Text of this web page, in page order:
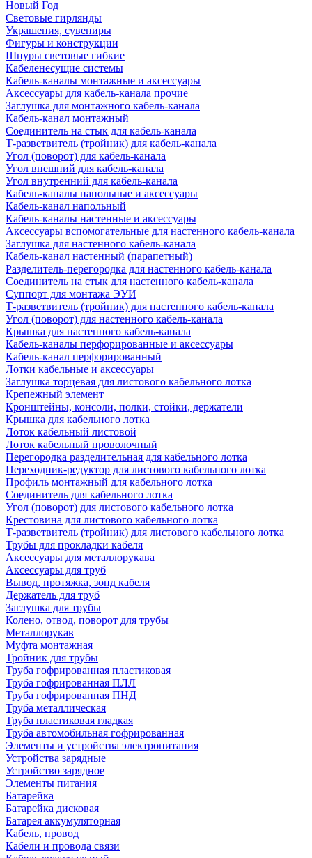
Новый Год
Световые гирлянды
Украшения, сувениры
Фигуры и конструкции
Шнуры световые гибкие
Кабеленесущие системы
Кабель-каналы монтажные и аксессуары
Аксессуары для кабель-канала прочие
Заглушка для монтажного кабель-канала
Кабель-канал монтажный
Соединитель на стык для кабель-канала
Т-разветвитель (тройник) для кабель-канала
Угол (поворот) для кабель-канала
Угол внешний для кабель-канала
Угол внутренний для кабель-канала
Кабель-каналы напольные и аксессуары
Кабель-канал напольный
Кабель-каналы настенные и аксессуары
Аксессуары вспомогательные для настенного кабель-канала
Заглушка для настенного кабель-канала
Кабель-канал настенный (парапетный)
Разделитель-перегородка для настенного кабель-канала
Соединитель на стык для настенного кабель-канала
Суппорт для монтажа ЭУИ
Т-разветвитель (тройник) для настенного кабель-канала
Угол (поворот) для настенного кабель-канала
Крышка для настенного кабель-канала
Кабель-каналы перфорированные и аксессуары
Кабель-канал перфорированный
Лотки кабельные и аксессуары
Заглушка торцевая для листового кабельного лотка
Крепежный элемент
Кронштейны, консоли, полки, стойки, держатели
Крышка для кабельного лотка
Лоток кабельный листовой
Лоток кабельный проволочный
Перегородка разделительная для кабельного лотка
Переходник-редуктор для листового кабельного лотка
Профиль монтажный для кабельного лотка
Соединитель для кабельного лотка
Угол (поворот) для листового кабельного лотка
Крестовина для листового кабельного лотка
Т-разветвитель (тройник) для листового кабельного лотка
Трубы для прокладки кабеля
Аксессуары для металлорукава
Аксессуары для труб
Вывод, протяжка, зонд кабеля
Держатель для труб
Заглушка для трубы
Колено, отвод, поворот для трубы
Металлорукав
Муфта монтажная
Тройник для трубы
Труба гофрированная пластиковая
Труба гофрированная ПЛЛ
Труба гофрированная ПНД
Труба металлическая
Труба пластиковая гладкая
Труба автомобильная гофрированная
Элементы и устройства электропитания
Устройства зарядные
Устройство зарядное
Элементы питания
Батарейка
Батарейка дисковая
Батарея аккумуляторная
Кабель, провод
Кабели и провода связи